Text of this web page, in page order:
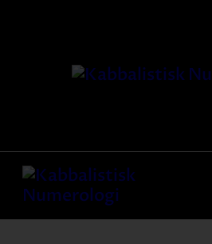
VORES METODE
YDELSER
MEDIA